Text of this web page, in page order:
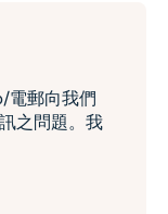
電郵向我們
之問題。我